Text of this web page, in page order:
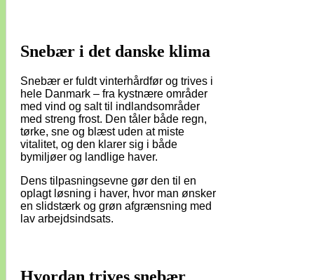
Snebær i det danske klima
Snebær er fuldt vinterhårdfør og trives i
hele Danmark – fra kystnære områder
med vind og salt til indlandsområder
med streng frost. Den tåler både regn,
tørke, sne og blæst uden at miste
vitalitet, og den klarer sig i både
bymiljøer og landlige haver.
Dens tilpasningsevne gør den til en
oplagt løsning i haver, hvor man ønsker
en slidstærk og grøn afgrænsning med
lav arbejdsindsats.